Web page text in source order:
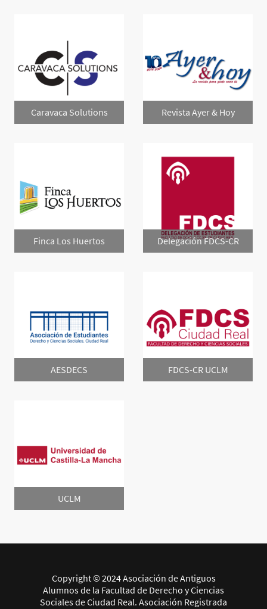
Caravaca Solutions Revista Ayer & Hoy
Finca Los Huertos Delegación FDCS-CR
AESDECS FDCS-CR UCLM
UCLM
Copyright © 2024 Asociación de Antiguos
Alumnos de la Facultad de Derecho y Ciencias
Sociales de Ciudad Real. Asociación Registrada